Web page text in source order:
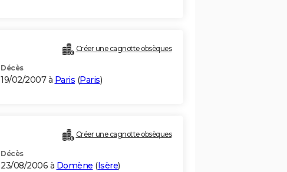
Créer une cagnotte obsèques
Décès
19/02/2007 à Paris (Paris)
Créer une cagnotte obsèques
Décès
23/08/2006 à Domène (Isère)